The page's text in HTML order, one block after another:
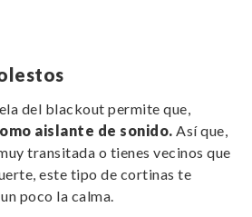
del blackout permite que,
aislante de sonido.Así que,
transitada o tienes vecinos que
este tipo de cortinas te
poco la calma.